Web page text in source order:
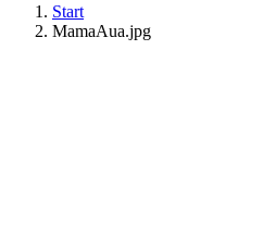
Start
MamaAua.jpg